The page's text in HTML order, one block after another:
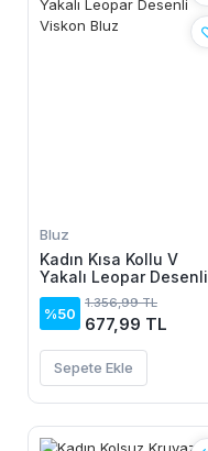
Bluz
Kadın Kısa Kollu V
Yakalı Leopar Desenli
Viskon Bluz
%50
1.356,99 TL
677,99 TL
Sepete Ekle